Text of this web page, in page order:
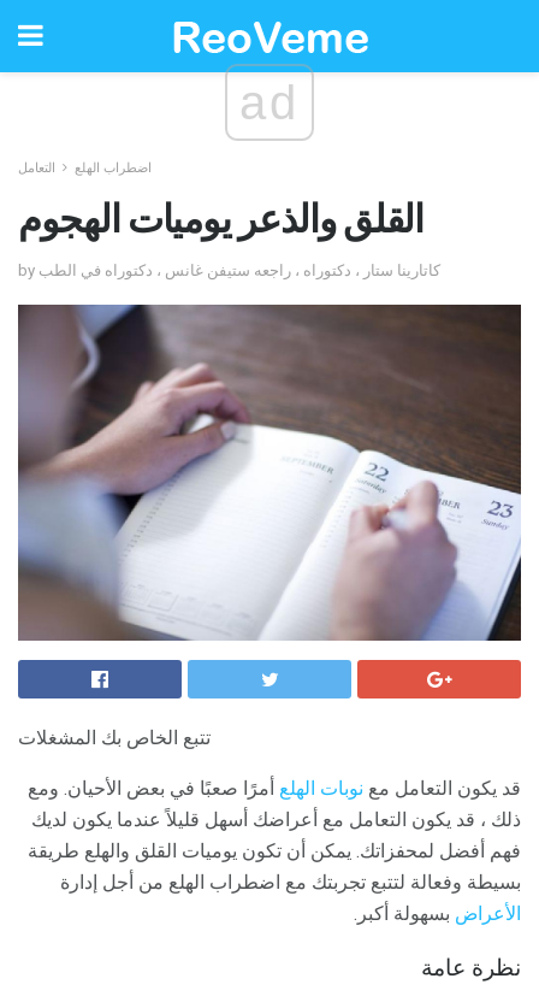
ad
اضطراب الهلع التعامل
القلق والذعر يوميات الهجوم
by كاتارينا ستار ، دكتوراه ، راجعه ستيفن غانس ، دكتوراه في الطب
تتبع الخاص بك المشغلات
قد يكون التعامل مع نوبات الهلع أمرًا صعبًا في بعض الأحيان. ومع
ذلك ، قد يكون التعامل مع أعراضك أسهل قليلاً عندما يكون لديك
فهم أفضل لمحفزاتك. يمكن أن تكون يوميات القلق والهلع طريقة
بسيطة وفعالة لتتبع تجربتك مع اضطراب الهلع من أجل إدارة
الأعراض بسهولة أكبر.
نظرة عامة